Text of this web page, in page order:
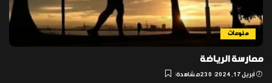
منوعات
ممارسة الرياضة
أبريل 17, 2024 230 مشاهدة